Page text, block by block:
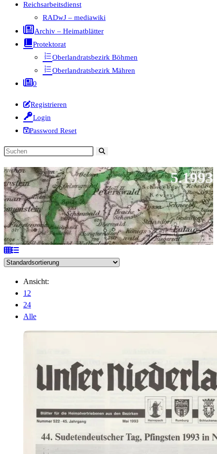
Reichsarbeitsdienst
RADwJ – mediawiki
Archiv – Heimatblätter
Protektorat
Oberlandratsbezirk Böhmen
Oberlandratsbezirk Mähren
0
Registrieren
Login
Password Reset
Diese
durchsuchen
5.1993
Ansicht:
12
24
Alle